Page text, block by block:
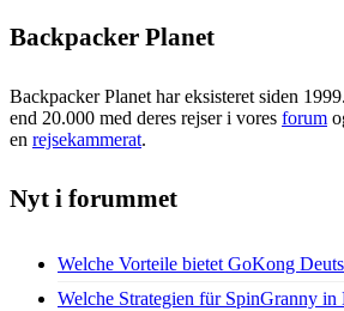
Backpacker Planet
Backpacker Planet har eksisteret siden
end 20.000 med deres rejser i vores forum
en rejsekammerat.
Nyt i forummet
Welche Vorteile bietet GoKong
Welche Strategien für SpinGranny in